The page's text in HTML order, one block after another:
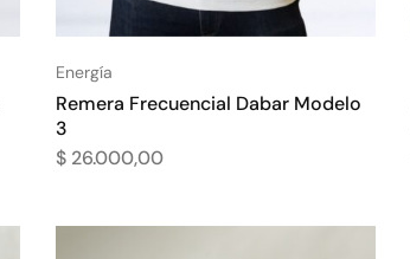
Energía
Remera Frecuencial Dabar Modelo
3
$ 26.000,00